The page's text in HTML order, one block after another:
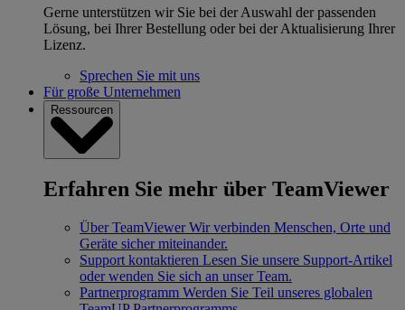
Gerne unterstützen wir Sie bei der Auswahl der passenden
Lösung, bei Ihrer Bestellung oder bei der Aktualisierung Ihrer
Lizenz.
Sprechen Sie mit uns
Für große Unternehmen
Ressourcen
Erfahren Sie mehr über TeamViewer
Über TeamViewer Wir verbinden Menschen, Orte und
Geräte sicher miteinander.
Support kontaktieren Lesen Sie unsere Support-Artikel
oder wenden Sie sich an unser Team.
Partnerprogramm Werden Sie Teil unseres globalen